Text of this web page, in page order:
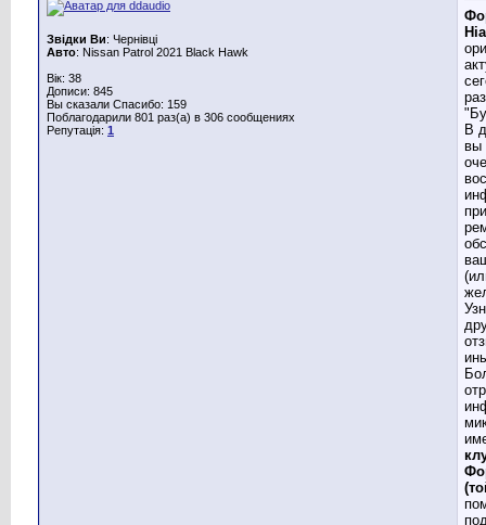
Звідки Ви: Чернівці
Авто: Nissan Patrol 2021 Black Hawk
Вік: 38
Дописи: 845
Вы сказали Спасибо: 159
Поблагодарили 801 раз(а) в 306 сообщениях
Репутація: 1
В
вы